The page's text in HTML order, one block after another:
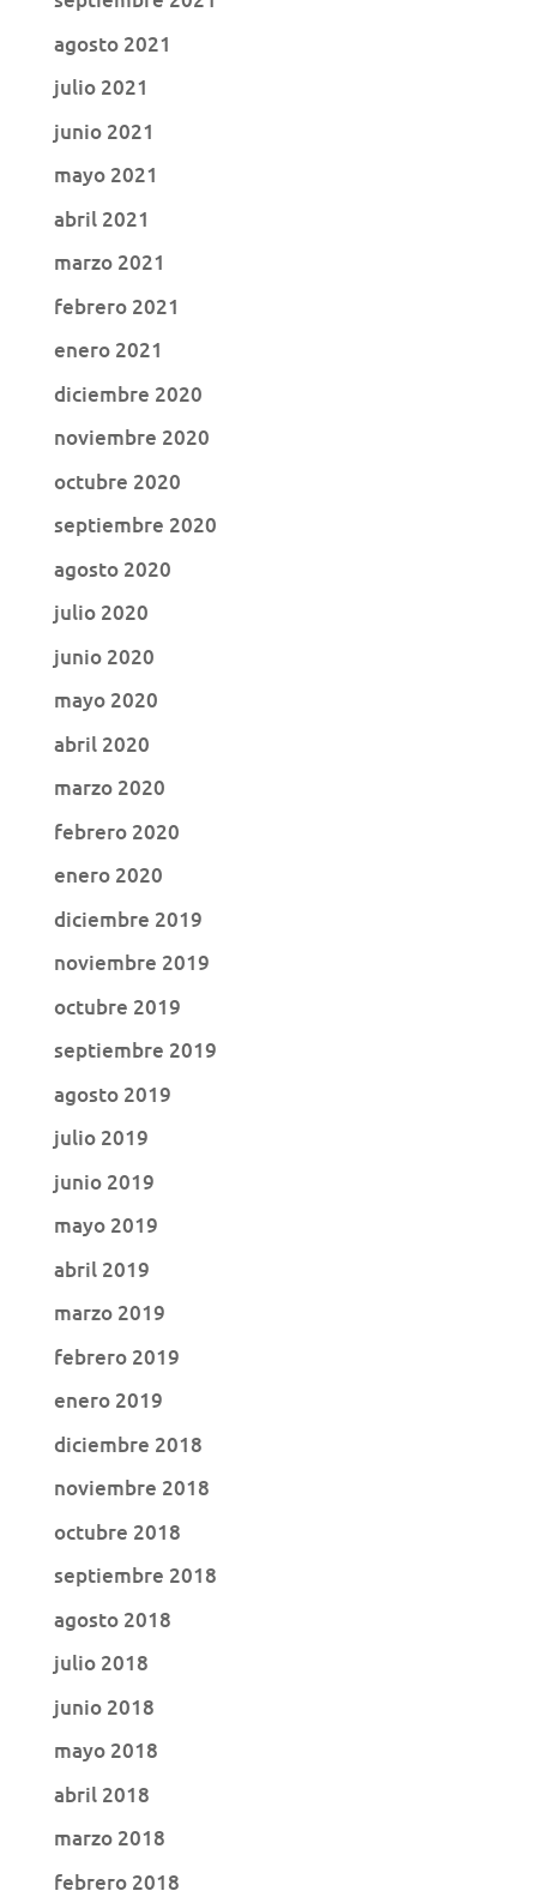
agosto 2021
julio 2021
junio 2021
mayo 2021
abril 2021
marzo 2021
febrero 2021
enero 2021
diciembre 2020
noviembre 2020
octubre 2020
septiembre 2020
agosto 2020
julio 2020
junio 2020
mayo 2020
abril 2020
marzo 2020
febrero 2020
enero 2020
diciembre 2019
noviembre 2019
octubre 2019
septiembre 2019
agosto 2019
julio 2019
junio 2019
mayo 2019
abril 2019
marzo 2019
febrero 2019
enero 2019
diciembre 2018
noviembre 2018
octubre 2018
septiembre 2018
agosto 2018
julio 2018
junio 2018
mayo 2018
abril 2018
marzo 2018
febrero 2018